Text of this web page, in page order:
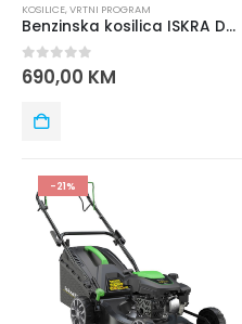
KOSILICE,VRTNI PROGRAM
Benzinska kosilica ISKRA DM53SC-D200
0out of 5
690,00 KM
-21%